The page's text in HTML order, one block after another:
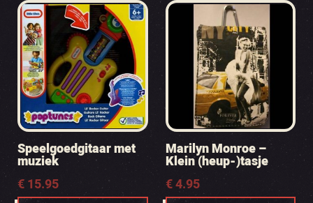
Speelgoedgitaar met
muziek
€15.95
Marilyn Monroe –
Klein (heup-)tasje
€4.95